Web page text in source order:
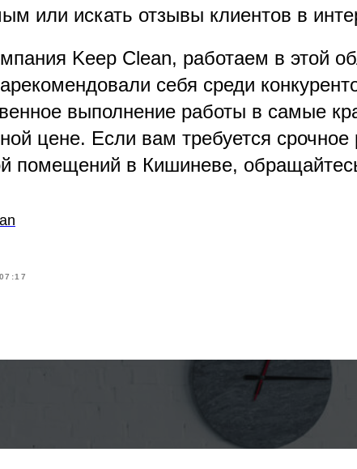
или искать отзывы клиентов в
Keep Clean, работаем в этой
себя среди
выполнение работы в самые
цене. Если вам требуется
помещений в Кишиневе,